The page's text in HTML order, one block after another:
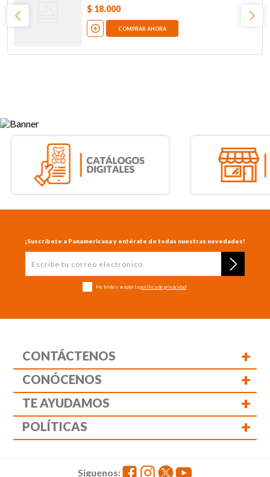
$ 18.000
COMPRAR AHORA
¡Suscríbete a Panamericana y entérate de todas nuestras novedades!
He leído y acepto la política de privacidad
CONTÁCTENOS +
CONÓCENOS +
TE AYUDAMOS +
POLÍTICAS +
Siguenos: